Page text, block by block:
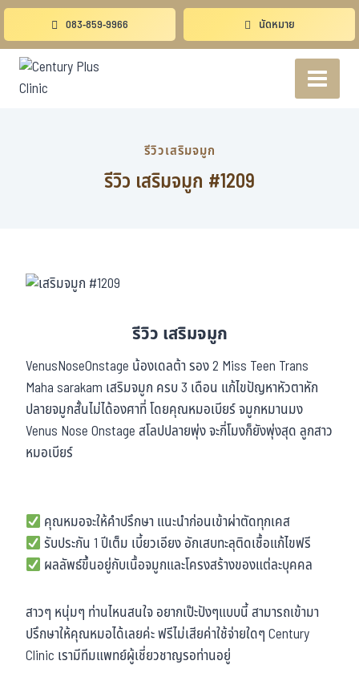
083-859-9966 นัดหมาย
รีวิวเสริมจมูก
รีวิว เสริมจมูก #1209
รีวิว เสริมจมูก
VenusNoseOnstage น้องเดลต้า รอง 2 Miss Teen Trans
Maha sarakam เสริมจมูก ครบ 3 เดือน แก้ไขปัญหาหัวตาหัก
ปลายจมูกสั้นไม่ได้องศาที่ โดยคุณหมอเบียร์ จมูกหมานมง
Venus Nose Onstage สโลปปลายพุ่ง จะกี่โมงก็ยังพุ่งสุด ลูกสาว
หมอเบียร์
คุณหมอจะให้คำปรึกษา แนะนำก่อนเข้าผ่าตัดทุกเคส
รับประกัน 1 ปีเต็ม เบี้ยวเอียง อักเสบทะลุติดเชื้อแก้ไขฟรี
ผลลัพธ์ขึ้นอยู่กับเนื้อจมูกและโครงสร้างของแต่ละบุคคล
สาวๆ หนุ่มๆ ท่านไหนสนใจ อยากเป๊ะปังๆแบบนี้ สามารถเข้ามา
ปรึกษาให้คุณหมอได้เลยค่ะ ฟรีไม่เสียค่าใช้จ่ายใดๆ Century
Clinic เรามีทีมแพทย์ผู้เชี่ยวชาญรอท่านอยู่